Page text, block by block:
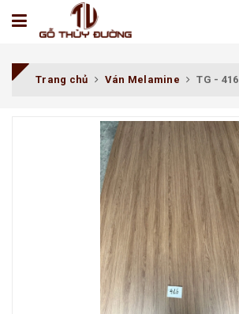
Trang chủ Ván Melamine TG - 416